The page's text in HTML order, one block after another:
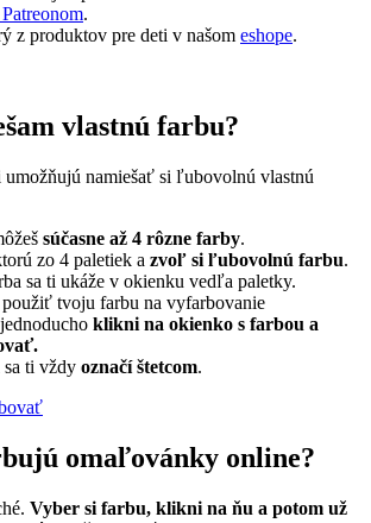
.
z produktov pre deti v našom eshope.
vlastnú farbu?
namiešať si ľubovolnú vlastnú
súčasne až 4 rôzne farby.
zo 4 paletiek a zvoľ si ľubovolnú farbu.
sa ti ukáže v okienku vedľa paletky.
tvoju farbu na vyfarbovanie
klikni na okienko s farbou a
sa ti vždy označí štetcom.
omaľovánky online?
Vyber si farbu, klikni na ňu a potom už